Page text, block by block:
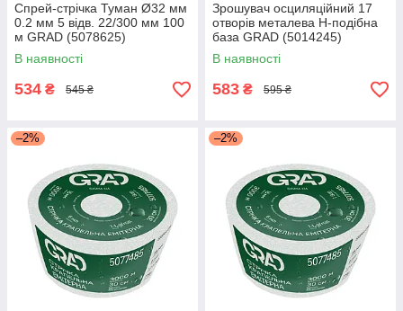
Спрей-стрічка Туман Ø32 мм
0.2 мм 5 відв. 22/300 мм 100
м GRAD (5078625)
В наявності
534 ₴ 545 ₴
Зрошувач осциляційний 17
отворів металева Н-подібна
база GRAD (5014245)
В наявності
583 ₴ 595 ₴
–2% –2%